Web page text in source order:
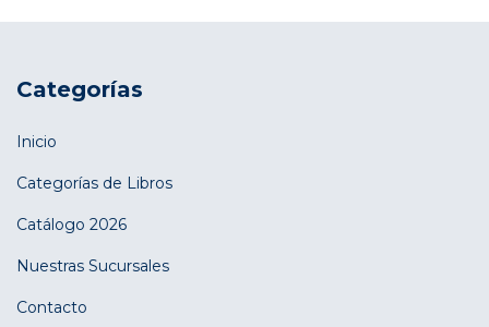
Categorías
Inicio
Categorías de Libros
Catálogo 2026
Nuestras Sucursales
Contacto